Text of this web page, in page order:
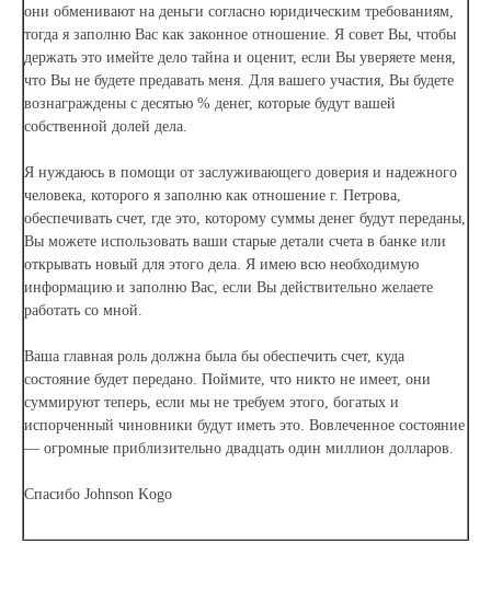
они обменивают на деньги согласно юридическим требованиям,
тогда я заполню Вас как законное отношение. Я совет Вы, чтобы
держать это имейте дело тайна и оценит, если Вы уверяете меня,
что Вы не будете предавать меня. Для вашего участия, Вы будете
вознаграждены с десятью % денег, которые будут вашей
собственной долей дела.
Я нуждаюсь в помощи от заслуживающего доверия и надежного
человека, которого я заполню как отношение г. Петрова,
обеспечивать счет, где это, которому суммы денег будут переданы,
Вы можете использовать ваши старые детали счета в банке или
открывать новый для этого дела. Я имею всю необходимую
информацию и заполню Вас, если Вы действительно желаете
работать со мной.
Ваша главная роль должна была бы обеспечить счет, куда
состояние будет передано. Поймите, что никто не имеет, они
суммируют теперь, если мы не требуем этого, богатых и
испорченный чиновники будут иметь это. Вовлеченное состояние
— огромные приблизительно двадцать один миллион долларов.
Спасибо Johnson Kogo